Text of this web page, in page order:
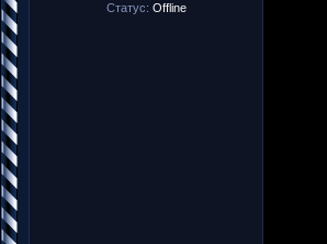
Статус: Offline